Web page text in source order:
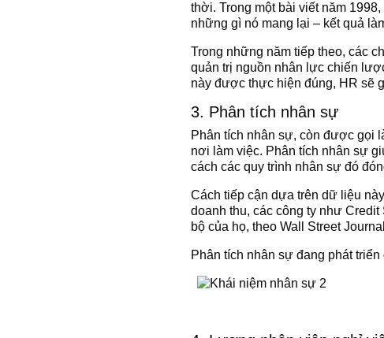
thời. Trong một bài viết năm
những gì nó mang lại – kết quả
Trong những năm tiếp theo, các
quản trị nguồn nhân lực chiến
này được thực hiện đúng, HR sẽ
3. Phân tích nhân sự
Phân tích nhân sự, còn được gọi
nơi làm việc. Phân tích nhân sự
cách các quy trình nhân sự đó
Cách tiếp cận dựa trên dữ liệu
doanh thu, các công ty như
bộ của họ, theo Wall Street
Phân tích nhân sự đang phát